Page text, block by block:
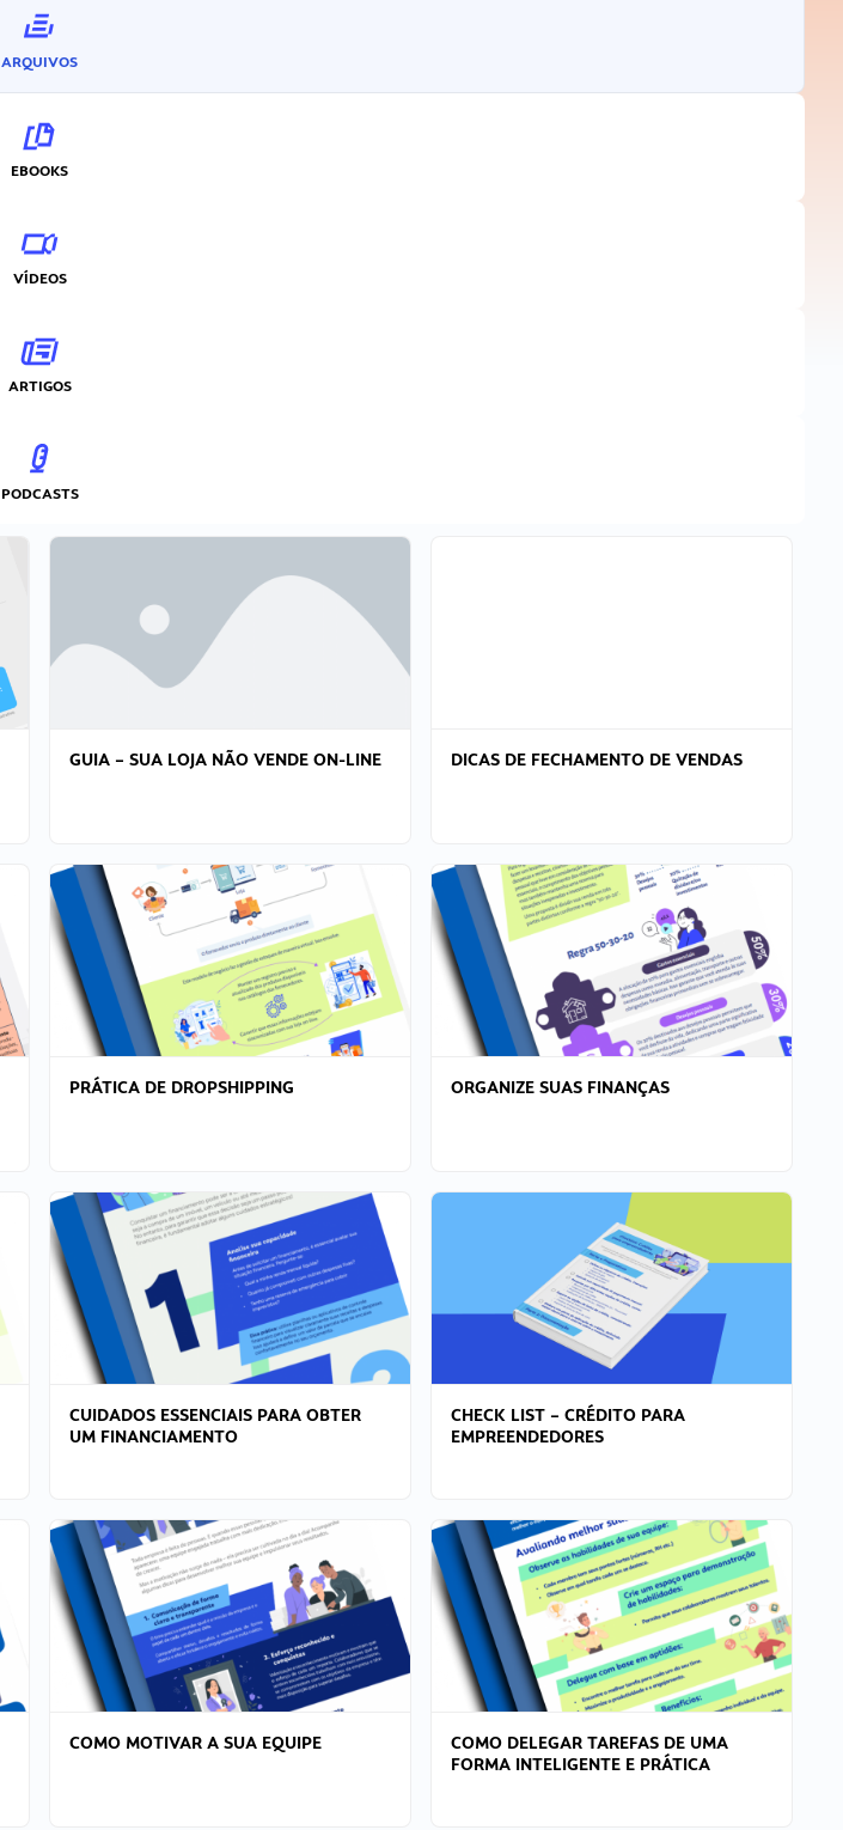
ARQUIVOS
EBOOKS
VÍDEOS
ARTIGOS
PODCASTS
GUIA – SUA LOJA NÃO VENDE ON-LINE DICAS DE FECHAMENTO DE VENDAS
PRÁTICA DE DROPSHIPPING ORGANIZE SUAS FINANÇAS
CUIDADOS ESSENCIAIS PARA OBTER
UM FINANCIAMENTO
CHECK LIST – CRÉDITO PARA
EMPREENDEDORES
COMO MOTIVAR A SUA EQUIPE
COMO DELEGAR TAREFAS DE UMA
FORMA INTELIGENTE E PRÁTICA